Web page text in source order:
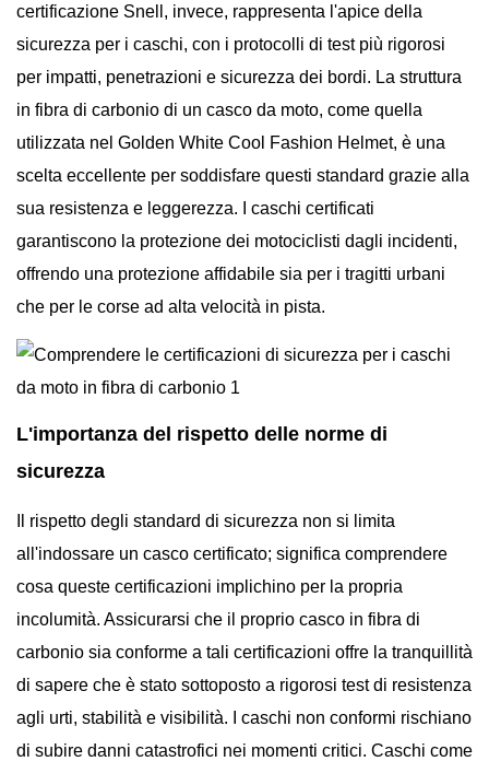
certificazione Snell, invece, rappresenta l'apice della
sicurezza per i caschi, con i protocolli di test più rigorosi
per impatti, penetrazioni e sicurezza dei bordi. La struttura
in fibra di carbonio di un casco da moto, come quella
utilizzata nel Golden White Cool Fashion Helmet, è una
scelta eccellente per soddisfare questi standard grazie alla
sua resistenza e leggerezza. I caschi certificati
garantiscono la protezione dei motociclisti dagli incidenti,
offrendo una protezione affidabile sia per i tragitti urbani
che per le corse ad alta velocità in pista.
L'importanza del rispetto delle norme di
sicurezza
Il rispetto degli standard di sicurezza non si limita
all'indossare un casco certificato; significa comprendere
cosa queste certificazioni implichino per la propria
incolumità. Assicurarsi che il proprio casco in fibra di
carbonio sia conforme a tali certificazioni offre la tranquillità
di sapere che è stato sottoposto a rigorosi test di resistenza
agli urti, stabilità e visibilità. I ​​caschi non conformi rischiano
di subire danni catastrofici nei momenti critici. Caschi come